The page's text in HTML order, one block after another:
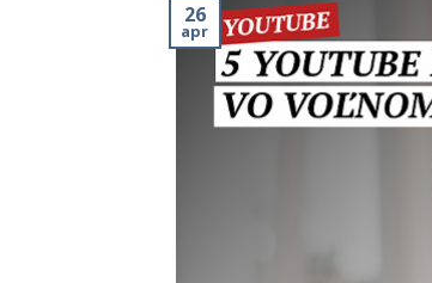
26
apr